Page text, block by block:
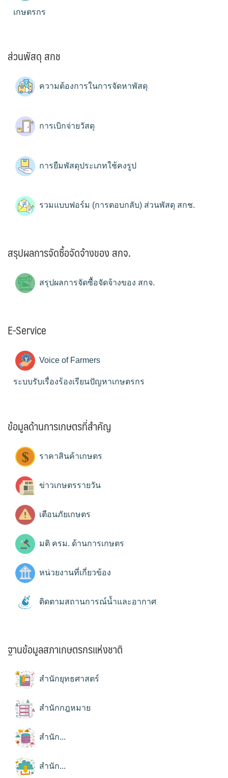
เกษตรกร
ส่วนพัสดุ สกช
ความต้องการในการจัดหาพัสดุ
การเบิกจ่ายวัสดุ
การยืมพัสดุประเภทใช้คงรูป
รวมแบบฟอร์ม (การตอบกลับ) ส่วนพัสดุ สกช.
สรุปผลการจัดซื้อจัดจ้างของ สกจ.
สรุปผลการจัดซื้อจัดจ้างของ สกจ.
E-Service
Voice of Farmers
ระบบรับเรื่องร้องเรียนปัญหาเกษตรกร
ข้อมูลด้านการเกษตรที่สำคัญ
ราคาสินค้าเกษตร
ข่าวเกษตรรายวัน
เตือนภัยเกษตร
มติ ครม. ด้านการเกษตร
หน่วยงานที่เกี่ยวข้อง
ติดตามสถานการณ์น้ำและอากาศ
ฐานข้อมูลสภาเกษตรกรแห่งชาติ
สำนักยุทธศาสตร์
สำนักกฎหมาย
สำนัก...
สำนัก...